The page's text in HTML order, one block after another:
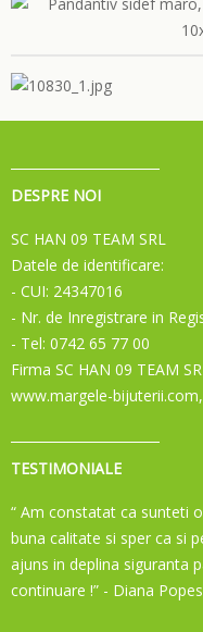
DESPRE NOI
SC HAN 09 TEAM SRL
Datele de identificare:
- CUI: 24347016
- Nr. de Inregistrare in
- Tel: 0742 65 77 00
Firma SC HAN 09 TEAM
www.margele-
TESTIMONIALE
“ Am constatat ca sunteti
buna calitate si sper ca si
ajuns in deplina siguranta
continuare !” - Diana